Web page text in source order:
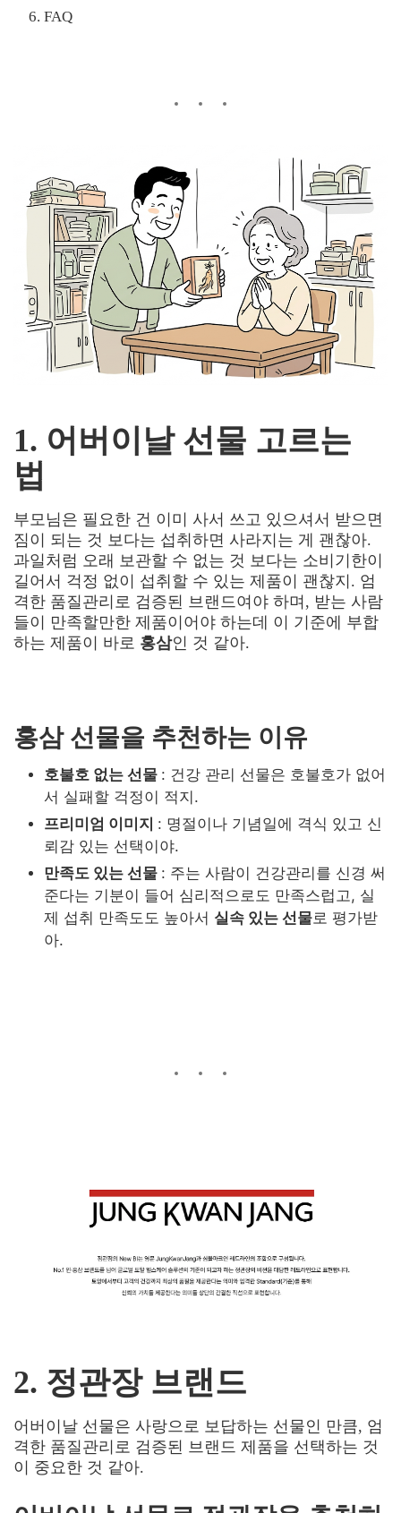
FAQ
1. 어버이날 선물 고르는
법
부모님은 필요한 건 이미 사서 쓰고 있으셔서 받으면
짐이 되는 것 보다는 섭취하면 사라지는 게 괜찮아.
과일처럼 오래 보관할 수 없는 것 보다는 소비기한이
길어서 걱정 없이 섭취할 수 있는 제품이 괜찮지. 엄
격한 품질관리로 검증된 브랜드여야 하며, 받는 사람
들이 만족할만한 제품이어야 하는데 이 기준에 부합
하는 제품이 바로 홍삼인 것 같아.
홍삼 선물을 추천하는 이유
호불호 없는 선물 : 건강 관리 선물은 호불호가 없어
서 실패할 걱정이 적지 .
프리미엄 이미지 : 명절이나 기념일에 격식 있고 신
뢰감 있는 선택이야.
만족도 있는 선물 : 주는 사람이 건강관리를 신경 써
준다는 기분이 들어 심리적으로도 만족스럽고, 실
제 섭취 만족도도 높아서 실속 있는 선물로 평가받
아.
2. 정관장 브랜드
어버이날 선물은 사랑으로 보답하는 선물인 만큼, 엄
격한 품질관리로 검증된 브랜드 제품을 선택하는 것
이 중요한 것 같아.